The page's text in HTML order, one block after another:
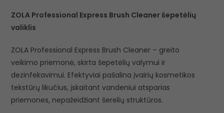
ZOLA Professional Express Brush Cleaner šepetėlių
valiklis
ZOLA Professional Express Brush Cleaner – greito
veikimo priemonė, skirta šepetėlių valymui ir
dezinfekavimui. Efektyviai pašalina įvairių kosmetikos
tekstūrų likučius, įskaitant vandeniui atsparias
priemones, nepažeidžiant šerelių struktūros.